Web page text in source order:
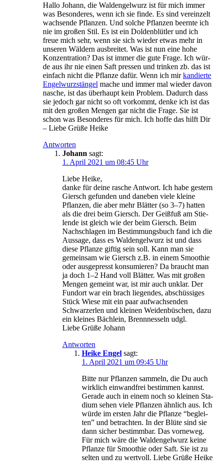
Hal­lo Johann, die Wal­den­gel­wurz ist für mich immer
was Beson­de­res, wenn ich sie fin­de. Es sind ver­ein­zelt
wach­sen­de Pflan­zen. Und sol­che Pflan­zen beern­te ich
nie im gro­ßen Stil. Es ist ein Dol­den­blüt­ler und ich
freue mich sehr, wenn sie sich wie­der etwas mehr in
unse­ren Wäl­dern aus­brei­tet. Was ist nun eine hohe
Kon­zen­tra­ti­on? Das ist immer die gute Fra­ge. Ich wür­
de aus ihr nie einen Saft pres­sen und trin­ken zb. das ist
ein­fach nicht die Pflan­ze dafür. Wenn ich mirkan­dier­te
Engel­wurz­stän­gel mache und immer mal wie­der davon
nasche, ist das über­haupt kein Pro­blem. Dadurch dass
sie jedoch gar nicht so oft vor­kommt, den­ke ich ist das
mit den gro­ßen Men­gen gar nicht die Fra­ge. Sie ist
schon was Beson­de­res für mich. Ich hof­fe das hilft Dir
– Lie­be Grü­ße Heike
Antworten
Johann sagt:
1. April 2021 um 08:45 Uhr
Lie­be Heike,
dan­ke für dei­ne rasche Ant­wort. Ich habe ges­tern
Giersch gefun­den und dane­ben vie­le klei­ne
Pflan­zen, die aber mehr Blät­ter (so 3–7) hat­ten
als die drei beim Giersch. Der Geiß­fuß am Stie­
len­de ist gleich wie der beim Giersch. Beim
Nach­schla­gen im Bestim­mungs­buch fand ich die
Aus­sa­ge, dass es Wal­den­gel­wurz ist und dass
die­se Pflan­ze gif­tig sein soll. Kann man sie
gemein­sam wie Giersch z.B. in einem Smoothie
oder aus­ge­presst kon­su­mie­ren? Da braucht man
ja doch 1–2 Hand voll Blät­ter. Was mit gro­ßen
Men­gen gemeint war, ist mir auch unklar. Der
Fund­ort war ein brach lie­gen­des, abschüs­si­ges
Stück Wie­se mit ein paar auf­wach­sen­den
Schwarz­erlen und klei­nen Wei­den­bü­schen, dazu
ein klei­nes Bäch­lein, Brenn­nes­seln udgl.
Lie­be Grü­ße Johann
Antworten
Heike Engel sagt:
1. April 2021 um 09:45 Uhr
Bit­te nur Pflan­zen sam­meln, die Du auch
wirk­lich ein­wand­frei bestim­men kannst.
Gera­de auch in einem noch so klei­nen Sta­
di­um sehen vie­le Pflan­zen ähn­lich aus. Ich
wür­de im ers­ten Jahr die Pflan­ze “beglei­
ten” und betrach­ten. In der Blü­te sind sie
dann sicher bestimm­bar. Das vor­ne­weg.
Für mich wäre die Wal­den­gel­wurz kei­ne
Pflan­ze für Smoothie oder Saft. Sie ist zu
sel­ten und zu wert­voll. Lie­be Grü­ße Heike